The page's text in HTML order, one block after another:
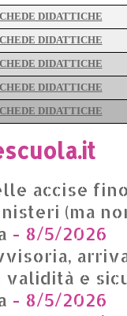
DIDATTICHE
DIDATTICHE
DIDATTICHE
DIDATTICHE
DIDATTICHE
accise
(ma
- 8/5/2026
e
- 8/5/2026